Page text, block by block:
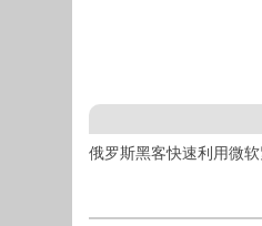
俄罗斯黑客快速利用微